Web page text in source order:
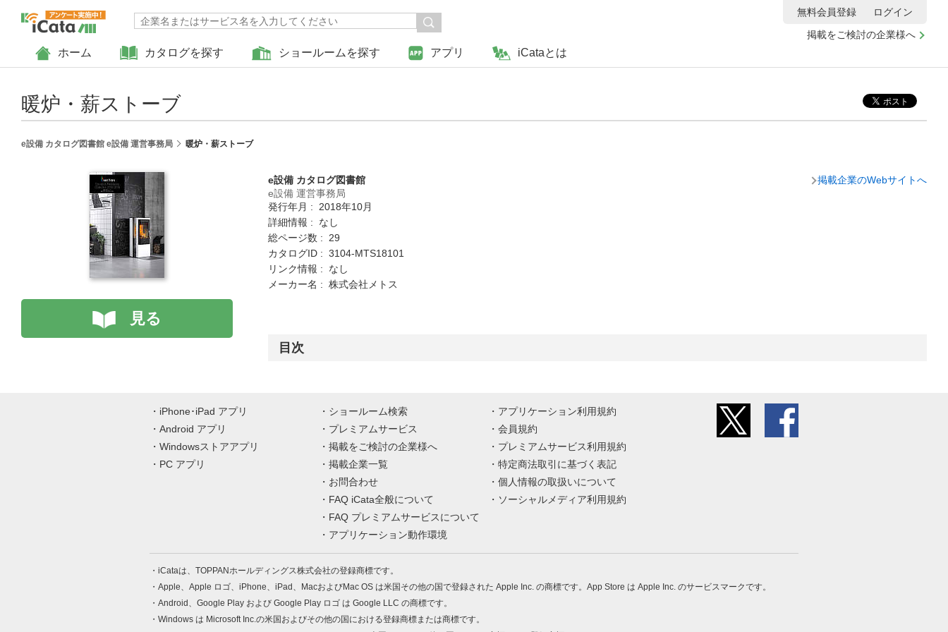
ホーム カタログを探す ショールームを探す アプリ iCataとは
掲載をご検討の企業様へ
無料会員登録 ログイン
暖炉・薪ストーブ
e設備 カタログ図書館 e設備 運営事務局 暖炉・薪ストーブ
見る
e設備 カタログ図書館
e設備 運営事務局
発行年月 : 2018年10月
詳細情報 : なし
総ページ数 : 29
カタログID : 3104-MTS18101
リンク情報 : なし
メーカー名 : 株式会社メトス
掲載企業のWebサイトへ
目次
iPhone･iPad アプリ
Android アプリ
Windowsストアアプリ
PC アプリ
ショールーム検索
プレミアムサービス
掲載をご検討の企業様へ
掲載企業一覧
お問合わせ
FAQ iCata全般について
FAQ プレミアムサービスについて
アプリケーション動作環境
アプリケーション利用規約
会員規約
プレミアムサービス利用規約
特定商法取引に基づく表記
個人情報の取扱いについて
ソーシャルメディア利用規約
iCataは、TOPPANホールディングス株式会社の登録商標です。
Apple、Apple ロゴ、iPhone、iPad、MacおよびMac OS は米国その他の国で登録された Apple Inc. の商標です。App Store は Apple Inc. のサービスマークです。
Android、Google Play および Google Play ロゴ は Google LLC の商標です。
Windows は Microsoft Inc.の米国およびその他の国における登録商標または商標です。